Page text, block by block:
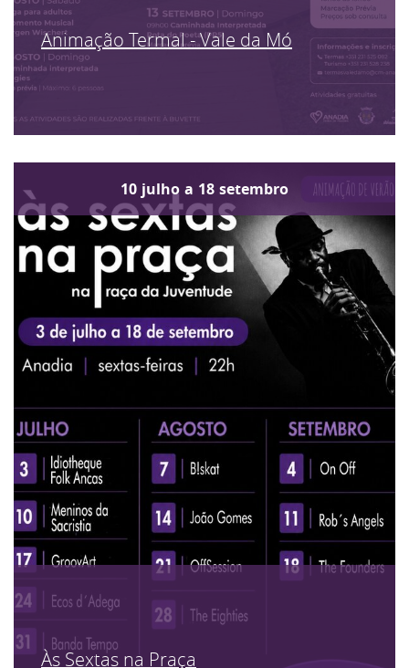
Animação Termal - Vale da Mó
10 julho a 18 setembro
Às Sextas na Praça